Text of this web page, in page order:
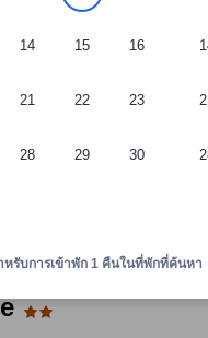
14 15 16
21 22 23
28 29 30
หรับการเข้าพัก 1 คืนในที่พักที่ค้นหา